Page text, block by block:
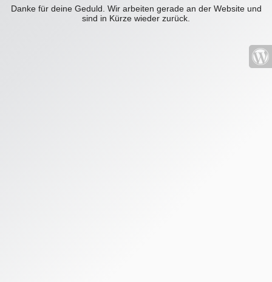
Danke für deine Geduld. Wir arbeiten gerade an der Website und
sind in Kürze wieder zurück.